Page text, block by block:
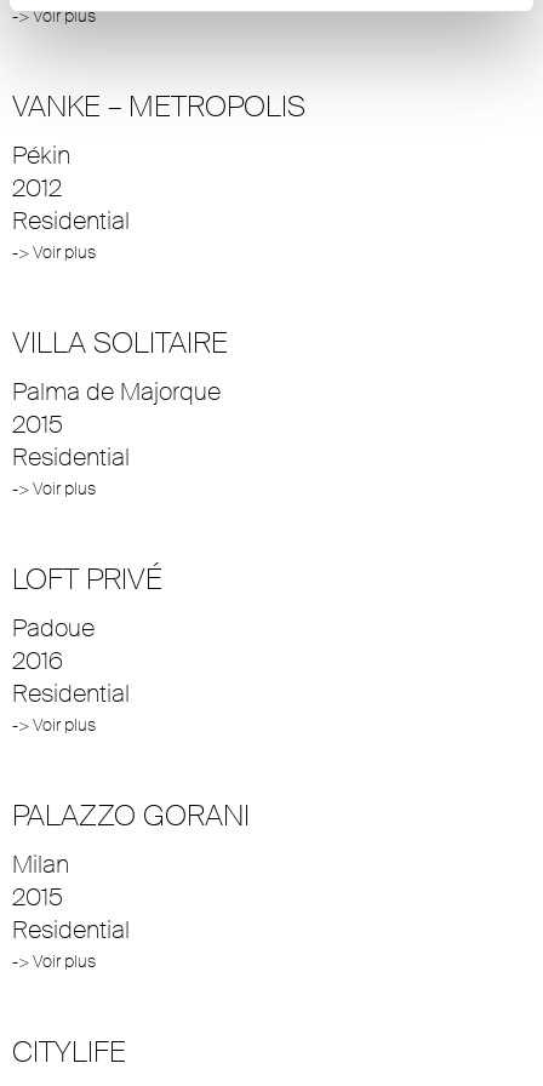
-> Voir plus
VANKE – METROPOLIS
Pékin
2012
Residential
-> Voir plus
VILLA SOLITAIRE
Palma de Majorque
2015
Residential
-> Voir plus
LOFT PRIVÉ
Padoue
2016
Residential
-> Voir plus
PALAZZO GORANI
Milan
2015
Residential
-> Voir plus
CITYLIFE